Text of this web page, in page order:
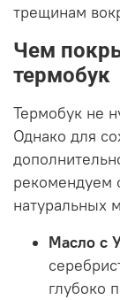
трещинам
Чем
термобук
Термобук не
Однако для
рекомендуем
натуральных
Масло с
глубоко